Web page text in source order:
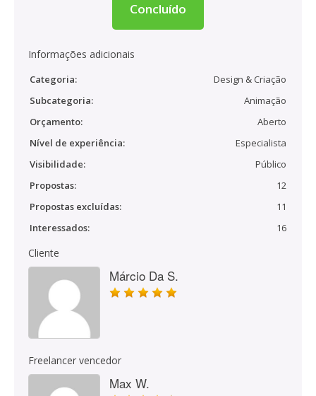
Concluído
Informações adicionais
Categoria:
Design & Criação
Subcategoria:
Animação
Orçamento:
Aberto
Nível de experiência:
Especialista
Visibilidade:
Público
Propostas:
12
Propostas excluídas:
11
Interessados:
16
Cliente
Márcio Da S.
Freelancer vencedor
Max W.